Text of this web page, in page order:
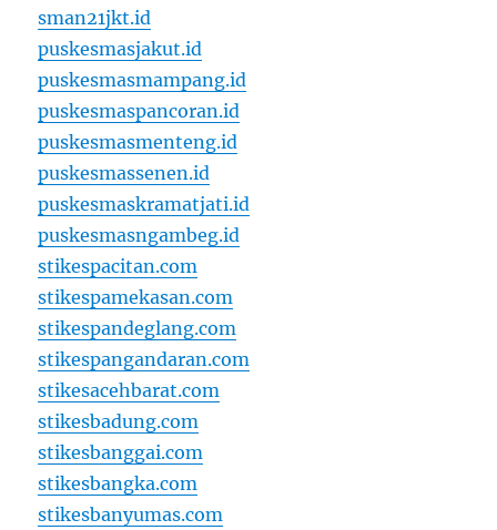
sman21jkt.id
puskesmasjakut.id
puskesmasmampang.id
puskesmaspancoran.id
puskesmasmenteng.id
puskesmassenen.id
puskesmaskramatjati.id
puskesmasngambeg.id
stikespacitan.com
stikespamekasan.com
stikespandeglang.com
stikespangandaran.com
stikesacehbarat.com
stikesbadung.com
stikesbanggai.com
stikesbangka.com
stikesbanyumas.com